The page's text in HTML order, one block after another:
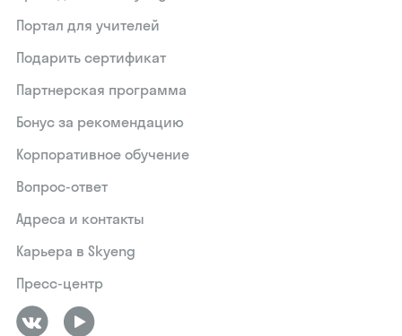
Портал для учителей
Подарить сертификат
Партнерская программа
Бонус за рекомендацию
Корпоративное обучение
Вопрос-ответ
Адреса и контакты
Карьера в Skyeng
Пресс-центр